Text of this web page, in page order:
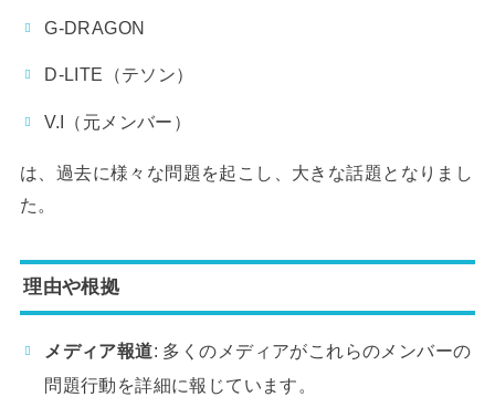
G-DRAGON
D-LITE（テソン）
V.I（元メンバー）
は、過去に様々な問題を起こし、大きな話題となりまし
た。
理由や根拠
メディア報道: 多くのメディアがこれらのメンバーの
問題行動を詳細に報じています。